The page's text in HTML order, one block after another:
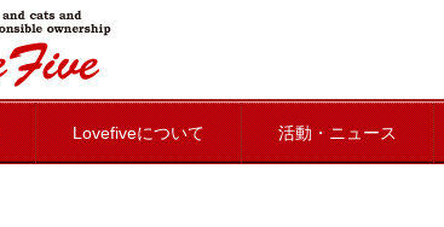
Lovefiveについて 活動・ニュース